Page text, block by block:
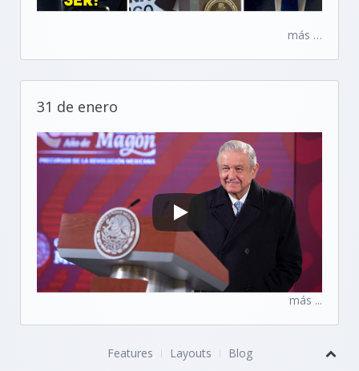
más …
31 de enero
más ...
Features Layouts Blog